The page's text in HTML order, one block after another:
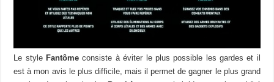
Le style Fantôme consiste à éviter le plus possible les gardes et il
est à mon avis le plus difficile, mais il permet de gagner le plus grand